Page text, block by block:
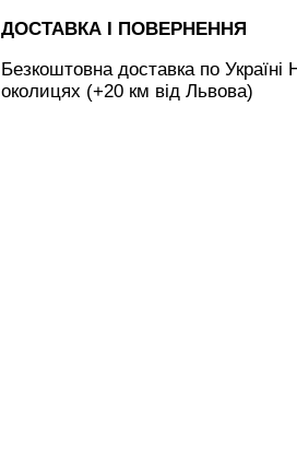
ДОСТАВКА І ПОВЕРНЕННЯ
Безкоштовна доставка по
околицях (+20 км від Львова)